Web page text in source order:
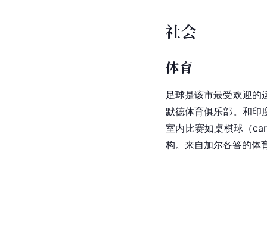
社会
体育
足球是该市最受欢迎的
默德体育俱乐部。和印
室内比赛如桌棋球（
构。来自加尔各答的体